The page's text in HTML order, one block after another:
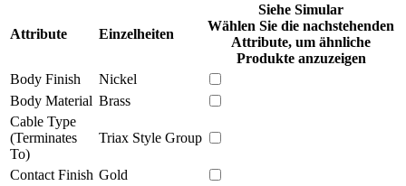
Attribute Einzelheiten
Siehe Simular
Wählen Sie die nachstehenden
Attribute, um ähnliche
Produkte anzuzeigen
Body Finish
Nickel
Body Material Brass
Cable Type
(Terminates
To)
Triax Style Group
Contact Finish Gold